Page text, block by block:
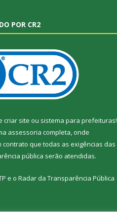
POR CR2
criar site ou sistema para prefeituras!
assessoria completa, onde
contrato que todas as exigências das
pública serão atendidas.
e o Radar da Transparência Pública